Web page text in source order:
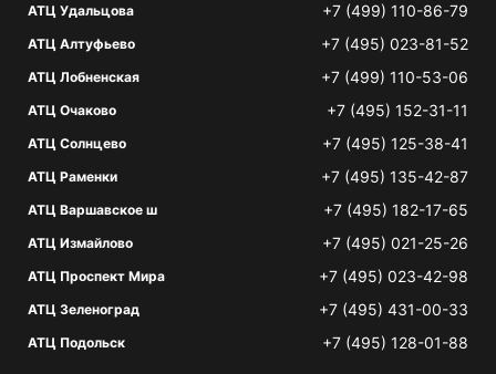
АТЦ Удальцова +7 (499) 110-86-79
АТЦ Алтуфьево +7 (495) 023-81-52
АТЦ Лобненская +7 (499) 110-53-06
АТЦ Очаково +7 (495) 152-31-11
АТЦ Солнцево +7 (495) 125-38-41
АТЦ Раменки +7 (495) 135-42-87
АТЦ Варшавское ш +7 (495) 182-17-65
АТЦ Измайлово +7 (495) 021-25-26
АТЦ Проспект Мира +7 (495) 023-42-98
АТЦ Зеленоград +7 (495) 431-00-33
АТЦ Подольск +7 (495) 128-01-88